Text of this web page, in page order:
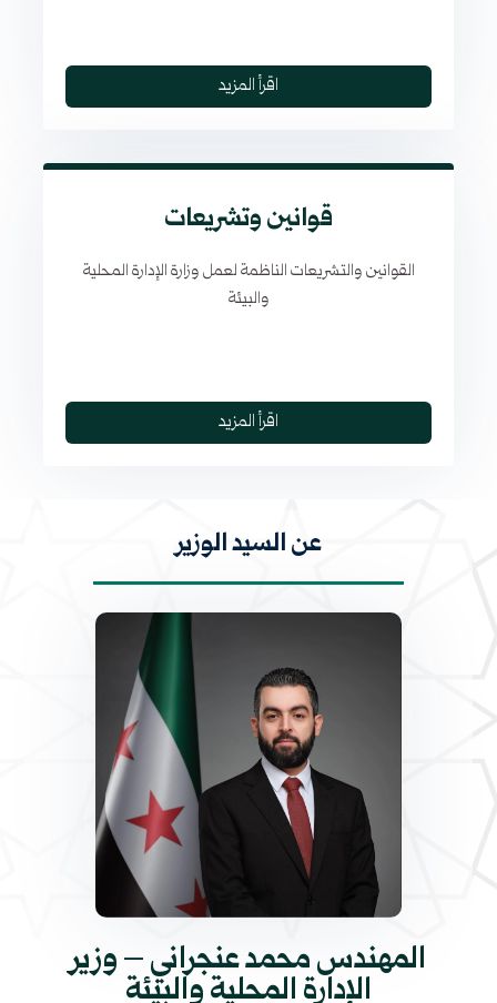
اقرأ المزيد
قوانين وتشريعات
القوانين والتشريعات الناظمة لعمل وزارة الإدارة المحلية
والبيئة
اقرأ المزيد
عن السيد الوزير
المهندس محمد عنجراني – وزير
الإدارة المحلية والبيئة